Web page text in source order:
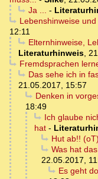
Ja ... -
Lebenshinweise
12:11
Elternhinweise,
Literaturhinweis,
Fremdsprachen
Das sehe ich in
21.05.2017, 15:57
Denken in
18:49
Ich glaube
hat -
Hut ab!! (oT)
Was hat
22.05.2017,
Es geht